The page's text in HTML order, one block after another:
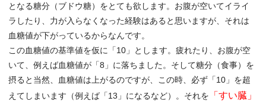
となる糖分（ブドウ糖）をとても欲します。お腹が空いてイライ
ラしたり、力が入らなくなった経験はあると思いますが、それは
血糖値が下がっているからなんです。
この血糖値の基準値を仮に「10」とします。疲れたり、お腹が空
いて、例えば血糖値が「8」に落ちました。そして糖分（食事）を
摂ると当然、血糖値は上がるのですが、この時、必ず「10」を超
えてしまいます（例えば「13」になるなど）。それを
「すい臓」